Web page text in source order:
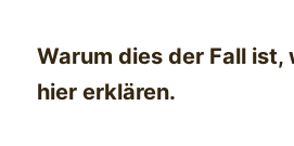
Warum dies der Fall ist,
hier erklären.